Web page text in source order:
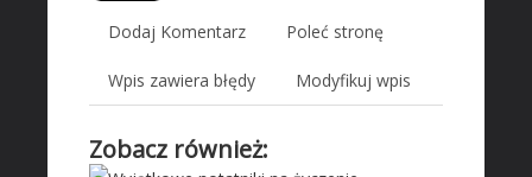
Sport
Art. Dla Zwierząt
Dodaj Komentarz Poleć stronę
Wpis zawiera błędy Modyfikuj wpis
Zobacz również: